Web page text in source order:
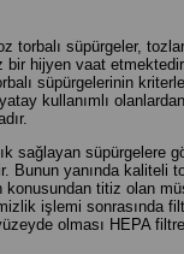
süpürgeler,
bir hijyen vaat
süpürgelerinin
kullanımlı
sağlayan süpürgelere
yanında kaliteli
titiz olan
işlemi sonrasında
olması HEPA